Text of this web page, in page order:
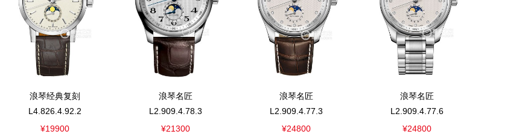
浪琴经典复刻
L4.826.4.92.2
¥19900
浪琴名匠
L2.909.4.78.3
¥21300
浪琴名匠
L2.909.4.77.3
¥24800
浪琴名匠
L2.909.4.77.6
¥24800